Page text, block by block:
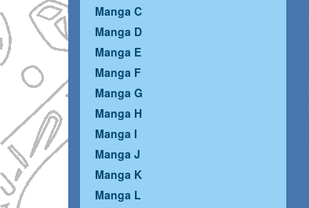
Manga C
Manga D
Manga E
Manga F
Manga G
Manga H
Manga I
Manga J
Manga K
Manga L